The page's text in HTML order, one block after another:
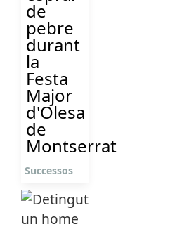
de
pebre
durant
la
Festa
Major
d'Olesa
de
Montserrat
Successos